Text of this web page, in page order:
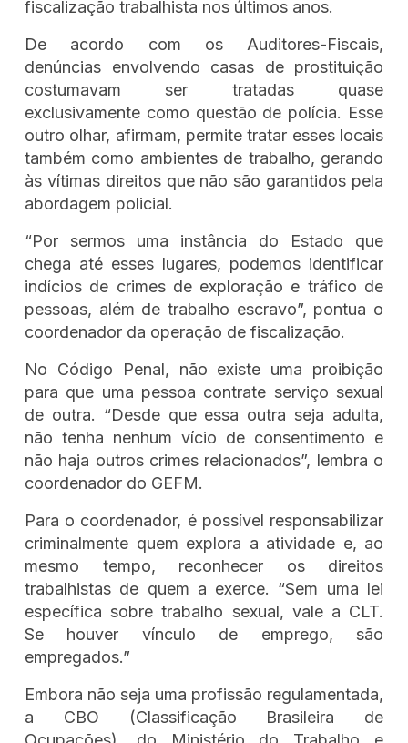
fiscalização trabalhista nos últimos anos.
De acordo com os Auditores-Fiscais,
denúncias envolvendo casas de prostituição
costumavam ser tratadas quase
exclusivamente como questão de polícia. Esse
outro olhar, afirmam, permite tratar esses locais
também como ambientes de trabalho, gerando
às vítimas direitos que não são garantidos pela
abordagem policial.
“Por sermos uma instância do Estado que
chega até esses lugares, podemos identificar
indícios de crimes de exploração e tráfico de
pessoas, além de trabalho escravo”, pontua o
coordenador da operação de fiscalização.
No Código Penal, não existe uma proibição
para que uma pessoa contrate serviço sexual
de outra. “Desde que essa outra seja adulta,
não tenha nenhum vício de consentimento e
não haja outros crimes relacionados”, lembra o
coordenador do GEFM.
Para o coordenador, é possível responsabilizar
criminalmente quem explora a atividade e, ao
mesmo tempo, reconhecer os direitos
trabalhistas de quem a exerce. “Sem uma lei
específica sobre trabalho sexual, vale a CLT.
Se houver vínculo de emprego, são
empregados.”
Embora não seja uma profissão regulamentada,
a CBO (Classificação Brasileira de